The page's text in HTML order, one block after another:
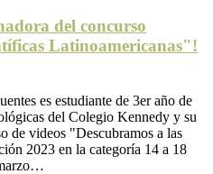
del concurso
Latinoamericanas"!
es estudiante de 3er año de
del Colegio Kennedy y su
de videos "Descubramos a las
2023 en la categoría 14 a 18